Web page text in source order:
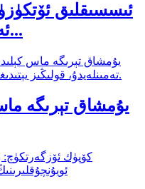
ئەتراپتا ئويناپ كۆرۈڭ...